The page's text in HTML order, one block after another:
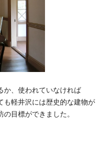
か、使われていなければ
も軽井沢には歴史的な建物が
目標ができました。